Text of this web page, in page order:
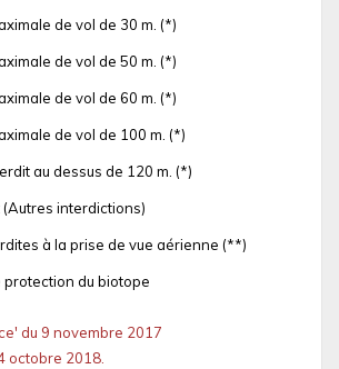
de vol de 30 m. (*)
de vol de 50 m. (*)
de vol de 60 m. (*)
de vol de 100 m. (*)
au dessus de 120 m. (*)
interdictions)
à la prise de vue aérienne (**)
du biotope
du 9 novembre 2017
octobre 2018.